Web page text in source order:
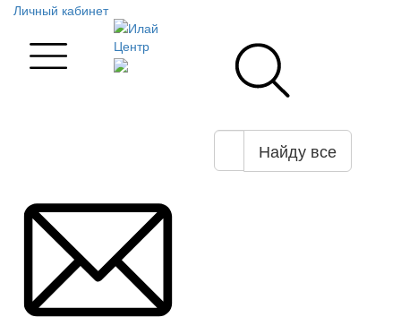
Личный кабинет
Найду все